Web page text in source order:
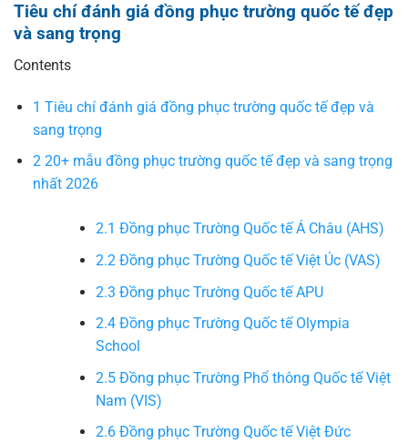
Tiêu chí đánh giá đồng phục trường quốc tế đẹp
và sang trọng
Contents
1 Tiêu chí đánh giá đồng phục trường quốc tế đẹp và
sang trọng
220+ mẫu đồng phục trường quốc tế đẹp và sang trọng
nhất 2026
2.1 Đồng phục Trường Quốc tế Á Châu (AHS)
2.2Đồng phục Trường Quốc tế Việt Úc (VAS)
2.3 Đồng phục Trường Quốc tế APU
2.4Đồng phục Trường Quốc tế Olympia
School
2.5Đồng phục Trường Phổ thông Quốc tế Việt
Nam (VIS)
2.6Đồng phục Trường Quốc tế Việt Đức